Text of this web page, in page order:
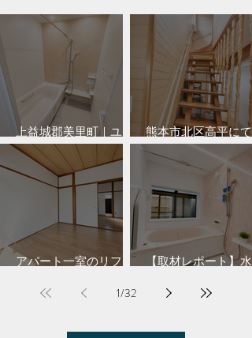
上益城郡美里町｜ユニ
ットバス工事
熊本市北区高平にて
摺取付工事を行いま
た｜玄関・階段・ト
レの安全対策
アパート一室のリフォ
【取材レポート】水
客様宅へ！リフォー
ました
1/32